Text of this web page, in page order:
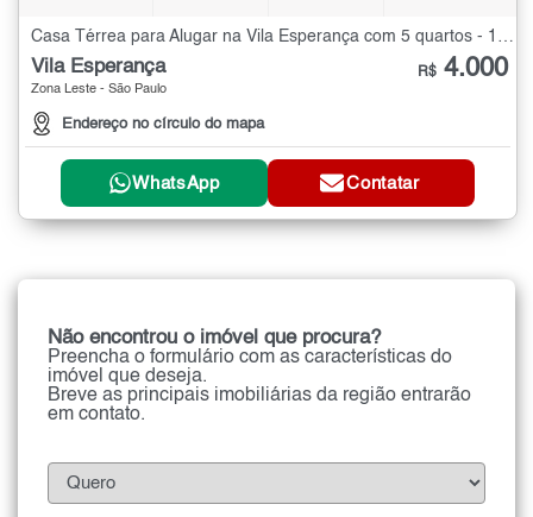
Casa Térrea para Alugar na Vila Esperança com 5 quartos - 100 m²
Vila Esperança
Zona Leste - São Paulo
Endereço no círculo do mapa
R$ 4.000
WhatsApp Contatar
Não encontrou o imóvel que procura?
Preencha o formulário com as características do
imóvel que deseja.
Breve as principais imobiliárias da região entrarão
em contato.